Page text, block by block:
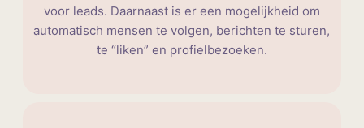
voor leads. Daarnaast is er een mogelijkheid om
automatisch mensen te volgen, berichten te sturen,
te “liken” en profielbezoeken.